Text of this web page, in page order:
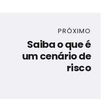
PRÓXIMO
Saiba o que é
um cenário de
risco